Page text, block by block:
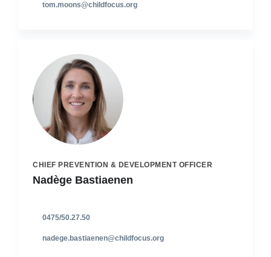
tom.moons@childfocus.org
CHIEF PREVENTION & DEVELOPMENT OFFICER
Nadège Bastiaenen
0475/50.27.50
nadege.bastiaenen@childfocus.org